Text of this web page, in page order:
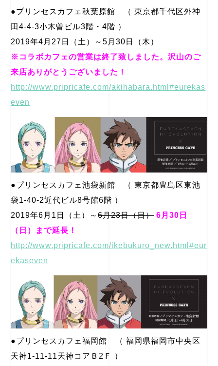
●プリンセスカフェ秋葉原館 （ 東京都千代区外神
田4-4-3小木曽ビル3階・4階 ）
2019年4月27日（土）～5月30日（木）
※コラボカフェの営業は終了致しました。沢山のご
来店ありがとうございました！
http://www.pripricafe.com/akihabara.html#eurekas
even
●プリンセスカフェ池袋新館 （ 東京都豊島区東池
袋1-40-2近代ビル8号館6階 ）
2019年6月1日（土）～6月23日（日） 6月30日
（日）まで延長！
http://www.pripricafe.com/ikebukuro_new.html#eur
ekaseven
●プリンセスカフェ福岡館 （ 福岡県福岡市中央区
天神1-11-11天神コアＢ2Ｆ ）